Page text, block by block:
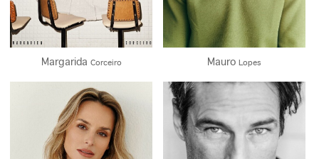
Margarida Corceiro Mauro Lopes
Altura/Height
172CM - 5' 7½''
Cabelo/Hair
Altura/Height
186CM - 6' 1''
Cabelo/Hair